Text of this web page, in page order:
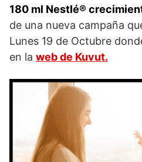
180 ml Nestlé®
de una nueva campaña
Lunes 19 de Octubre
en la web de Kuvut.